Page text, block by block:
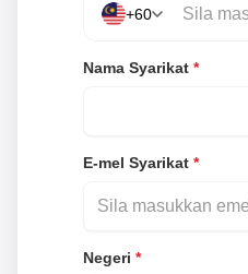
+60
Nama Syarikat *
E-mel Syarikat *
Negeri *